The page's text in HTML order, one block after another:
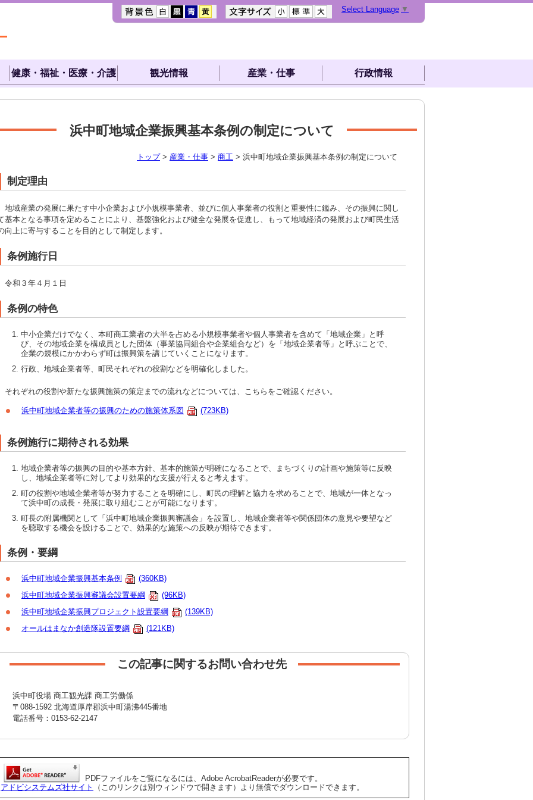
Select Language ▼
健康・福祉・医療・介護 観光情報 産業・仕事 行政情報
浜中町地域企業振興基本条例の制定について
トップ> 産業・仕事 > 商工 > 浜中町地域企業振興基本条例の制定について
制定理由
域産業の発展に果たす中小企業および小規模事業者、並びに個人事業者の役割と重要性に鑑み、その振興に関し
基本となる事項を定めることにより、基盤強化および健全な発展を促進し、もって地域経済の発展および町民生活
向上に寄与することを目的として制定します。
条例施行日
和３年４月１日
条例の特色
中小企業だけでなく、本町商工業者の大半を占める小規模事業者や個人事業者を含めて「地域企業」と呼
び、その地域企業を構成員とした団体（事業協同組合や企業組合など）を「地域企業者等」と呼ぶことで、
企業の規模にかかわらず町は振興策を講じていくことになります。
行政、地域企業者等、町民それぞれの役割などを明確化しました。
れぞれの役割や新たな振興施策の策定までの流れなどについては、こちらをご確認ください。
浜中町地域企業者等の振興のための施策体系図 (723KB)
条例施行に期待される効果
地域企業者等の振興の目的や基本方針、基本的施策が明確になることで、まちづくりの計画や施策等に反映
し、地域企業者等に対してより効果的な支援が行えると考えます。
町の役割や地域企業者等が努力することを明確にし、町民の理解と協力を求めることで、地域が一体となっ
て浜中町の成長・発展に取り組むことが可能になります。
町長の附属機関として「浜中町地域企業振興審議会」を設置し、地域企業者等や関係団体の意見や要望など
を聴取する機会を設けることで、効果的な施策への反映が期待できます。
条例・要綱
浜中町地域企業振興基本条例
(360KB)
浜中町地域企業振興審議会設置要綱
(96KB)
浜中町地域企業振興プロジェクト設置要綱
(139KB)
オールはまなか創造隊設置要綱
(121KB)
この記事に関するお問い合わせ先
浜中町役場 商工観光課 商工労働係
〒088-1592 北海道厚岸郡浜中町湯沸445番地
電話番号：0153-62-2147
PDFファイルをご覧になるには、Adobe AcrobatReaderが必要です。
アドビシステムズ社サイト
（このリンクは別ウィンドウで開きます）より無償でダウンロードできます。